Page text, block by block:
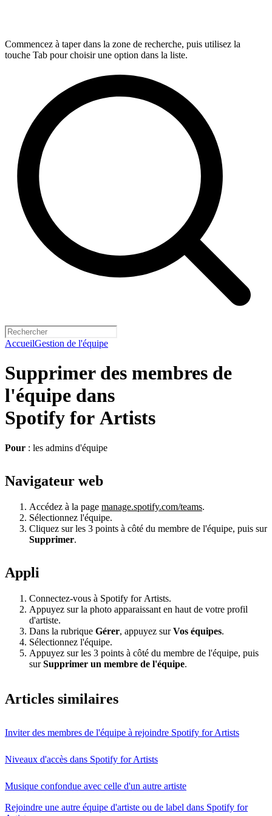
Commencez à taper dans la zone de recherche, puis utilisez la
touche Tab pour choisir une option dans la liste.
AccueilGestion de l'équipe
Supprimer des membres de
l'équipe dans
Spotify for Artists
Pour : les admins d'équipe
Navigateur web
Accédez à la page manage.spotify.com/teams.
Sélectionnez l'équipe.
Cliquez sur les 3 points à côté du membre de l'équipe, puis sur
Supprimer.
Appli
Connectez-vous à Spotify for Artists.
Appuyez sur la photo apparaissant en haut de votre profil
d'artiste.
Dans la rubrique Gérer, appuyez surVos équipes.
Sélectionnez l'équipe.
Appuyez sur les 3 points à côté du membre de l'équipe, puis
surSupprimer un membre de l'équipe.
Articles similaires
Inviter des membres de l'équipe à rejoindre Spotify for Artists
Niveaux d'accès dans Spotify for Artists
Musique confondue avec celle d'un autre artiste
Rejoindre une autre équipe d'artiste ou de label dans Spotify for